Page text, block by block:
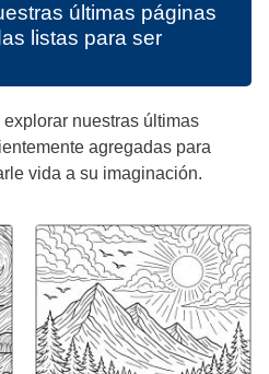
últimas páginas
listas para ser
nuestras últimas
agregadas para
vida a su imaginación.